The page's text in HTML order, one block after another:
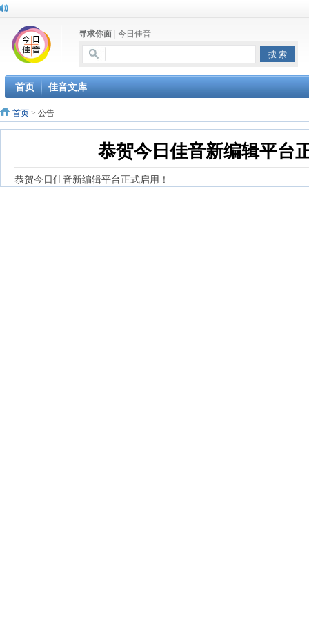
寻求你面 今日佳音
首页 佳音文库
首页 > 公告
恭贺今日佳音新编辑平台
恭贺今日佳音新编辑平台正式启用！